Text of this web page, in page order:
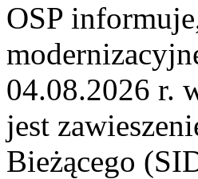
OSP
04.08.2026 r.
jest
Bieżącego